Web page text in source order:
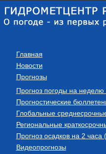
Главная
Новости
Прогнозы
Прогноз погоды на
Прогностические
Глобальные
Региональные
Прогноз осадков на 2 часа
Видеопрогнозы